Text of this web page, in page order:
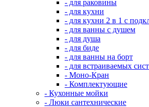
- для раковины
- для кухни
- для кухни 2 в 1 с
- для ванны с душем
- для душа
- для биде
- для ванны на борт
- для встраиваемых
- Моно-Кран
- Комплектующие
- Кухонные мойки
- Люки сантехнические